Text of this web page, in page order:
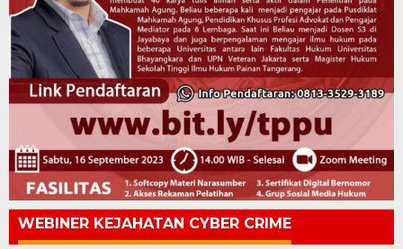
WEBINER KEJAHATAN CYBER CRIME